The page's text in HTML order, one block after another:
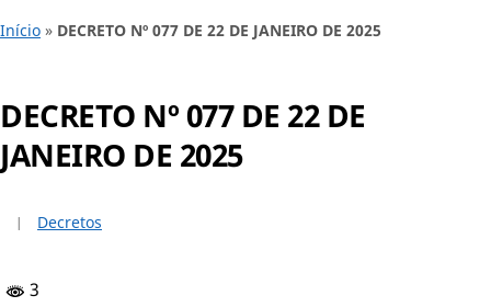
Início » DECRETO Nº 077 DE 22 DE JANEIRO DE 2025
DECRETO Nº 077 DE 22 DE
JANEIRO DE 2025
Decretos
3